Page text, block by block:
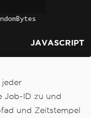
fil
,
op
JAVASCRIPT
jeder
Job-ID zu und
und Zeitstempel